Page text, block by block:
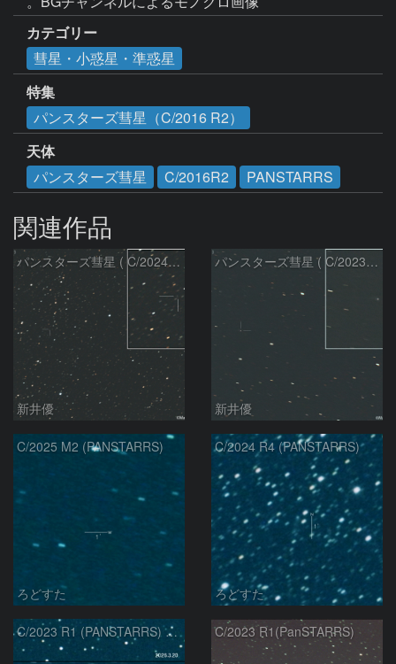
カテゴリー
彗星・小惑星・準惑星
特集
パンスターズ彗星（C/2016 R2）
天体
パンスターズ彗星
C/2016R2 PANSTARRS
関連作品
パンスターズ彗星 ( C/2024R4 )：2026/07/27
新井優
パンスターズ彗星 ( C/2023R1 )：2026/07/09
新井優
C/2025 M2 (PANSTARRS)
ろどすた
C/2024 R4 (PANSTARRS)
ろどすた
C/2023 R1 (PANSTARRS) の変化 C/2023 R1(PanSTARRS)